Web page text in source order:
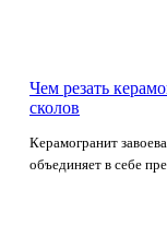
Чем резать
сколов
Керамогранит
объединяет в себе